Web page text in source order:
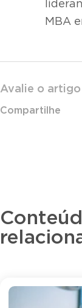
MBA
Avalie o artigo
Compartilhe